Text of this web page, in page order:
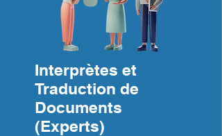
Interprètes et
Traduction de
Documents
(Experts)